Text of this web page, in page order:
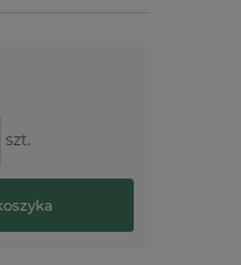
szt.